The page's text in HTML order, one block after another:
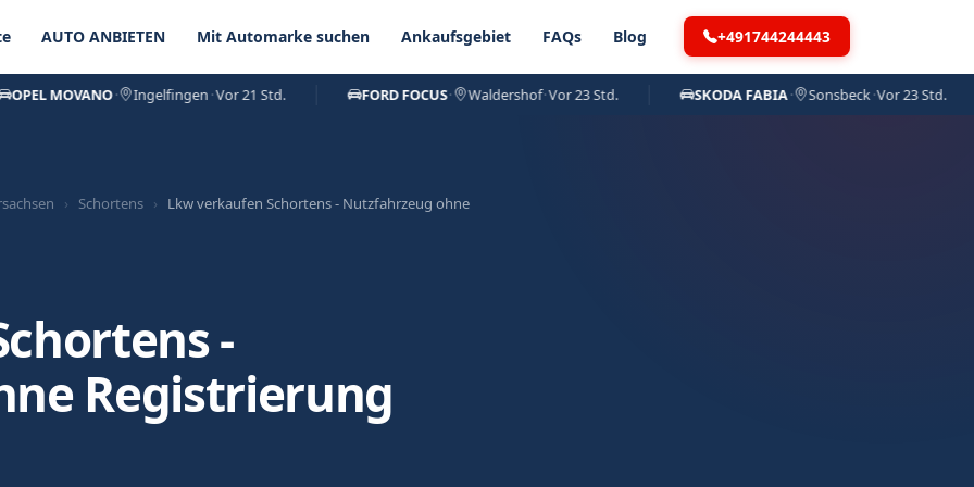
AUTO ANBIETEN Mit Automarke suchen Ankaufsgebiet FAQs Blog +491744244443
MOVANO· Ingelfingen·Vor 21 Std. FORD FOCUS· Waldershof·Vor 23 Std. SKODA FABIA· Sonsbeck·Vor 23 Std.
› Schortens ›
Lkw verkaufen Schortens - Nutzfahrzeug ohne
-
Registrierung